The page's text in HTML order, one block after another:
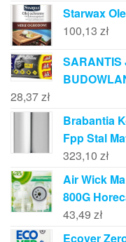
Starwax
100,13 zł
SARANTIS
28,37zł
Brabantia
Fpp Stal
323,10 zł
Air Wick
800G
43,49 zł
Ecover